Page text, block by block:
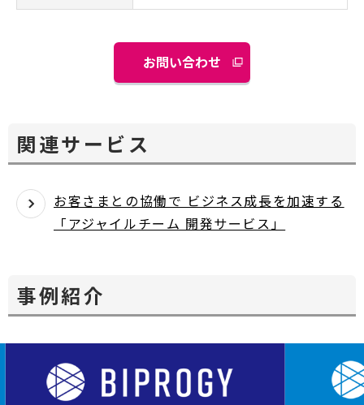
お問い合わせ
関連サービス
お客さまとの協働で ビジネス成長を加速する
「アジャイルチーム 開発サービス」
事例紹介